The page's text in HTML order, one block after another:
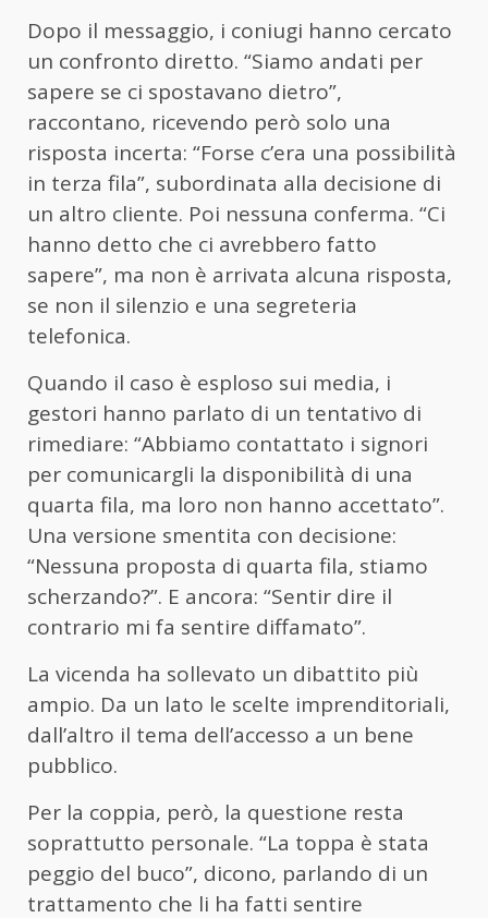
Dopo il messaggio, i coniugi hanno cercato
un confronto diretto. “Siamo andati per
sapere se ci spostavano dietro”,
raccontano, ricevendo però solo una
risposta incerta: “Forse c’era una possibilità
in terza fila”, subordinata alla decisione di
un altro cliente. Poi nessuna conferma. “Ci
hanno detto che ci avrebbero fatto
sapere”, ma non è arrivata alcuna risposta,
se non il silenzio e una segreteria
telefonica.
Quando il caso è esploso sui media, i
gestori hanno parlato di un tentativo di
rimediare: “Abbiamo contattato i signori
per comunicargli la disponibilità di una
quarta fila, ma loro non hanno accettato”.
Una versione smentita con decisione:
“Nessuna proposta di quarta fila, stiamo
scherzando?”. E ancora: “Sentir dire il
contrario mi fa sentire diffamato”.
La vicenda ha sollevato un dibattito più
ampio. Da un lato le scelte imprenditoriali,
dall’altro il tema dell’accesso a un bene
pubblico.
Per la coppia, però, la questione resta
soprattutto personale. “La toppa è stata
peggio del buco”, dicono, parlando di un
trattamento che li ha fatti sentire